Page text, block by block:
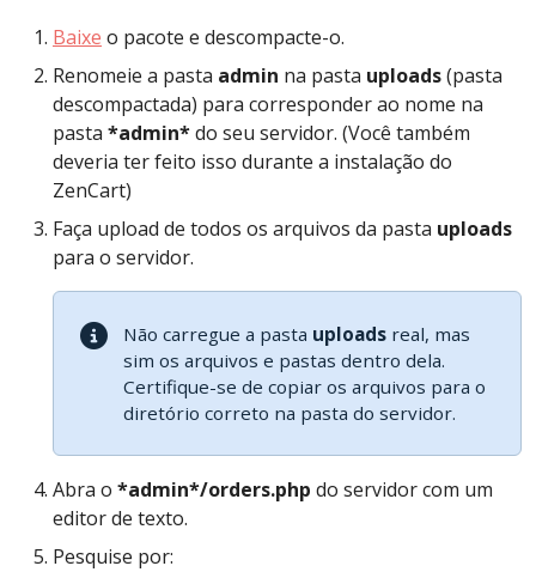
Baixe o pacote e descompacte-o.
Renomeie a pasta admin na pasta uploads(pasta
descompactada) para corresponder ao nome na
pasta *admin*do seu servidor. (Você também
deveria ter feito isso durante a instalação do
ZenCart)
Faça upload de todos os arquivos da pasta uploads
para o servidor.
Não carregue a pasta uploadsreal, mas
sim os arquivos e pastas dentro dela.
Certifique-se de copiar os arquivos para o
diretório correto na pasta do servidor.
Abra o *admin*/orders.php do servidor com um
editor de texto.
Pesquise por: